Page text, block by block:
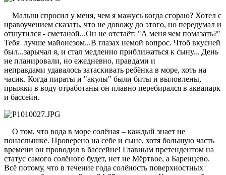
Малыш спросил у меня, чем я мажусь когда сгораю? Хотел с
нравоучением сказать, что не довожу до этого, но передумал и
отшутился - сметаной...Он не отстаёт: "А меня чем помазать?"
Тебя лучше майонезом...В глазах немой вопрос. Чтоб вкусней
был...зарычал я, и стал медленно приближаться к сыну... День
не планировали, но ежедневно, правдами и
неправдами удавалось затаскивать ребёнка в море, хоть на
часик. Когда пираты и "акулы" были биты и выловлены,
прыжки в воду отработаны он плавно перебирался в аквапарк
и бассейн.
О том, что вода в море солёная – каждый знает не
понаслышке. Проверено на себе и сыне, хотя большую часть
времени он проводил в бассейне! Главным претендентом на
статус самого солёного будет, нет не Мёртвое, а Баренцево.
Всё потому, что в течение года солёность поверхностных